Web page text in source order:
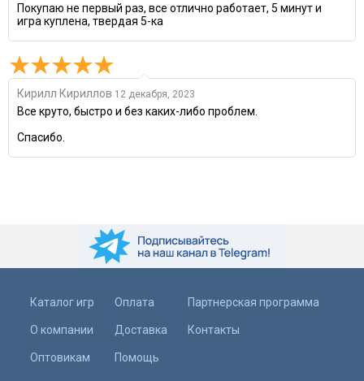
Покупаю не первый раз, все отлично работает, 5 минут и
игра куплена, твердая 5-ка
Кирилл Кириллов 12 декабря, 2023
Все круто, быстро и без каких-либо проблем.
Спасибо.
Каталог игр
О компании
Оптовикам
Оплата
Доставка
Помощь
Партнерская программа
Контакты